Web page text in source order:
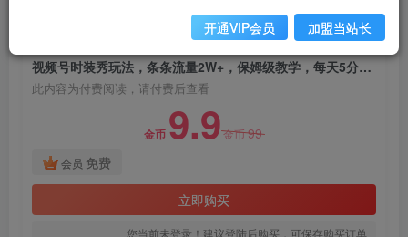
540 46
视频号时装秀玩法，条条流量2W+，保姆级教学，每天5分钟收入300+
此内容为付费阅读，请付费后查看
金币 9.9金币99
会员 免费
立即购买
您当前未登录！建议登陆后购买，可保存购买订单
开通VIP会员 加盟当站长